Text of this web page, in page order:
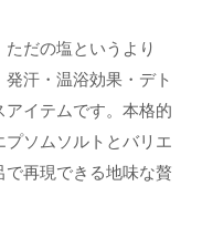
だの塩というより
汗・温浴効果・デト
イテムです。本格的
ソムソルトとバリエ
再現できる地味な贅